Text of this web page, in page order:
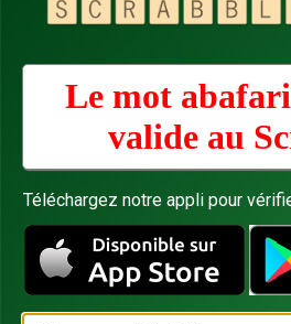
Le mot
valide au
Téléchargez notre appli pour